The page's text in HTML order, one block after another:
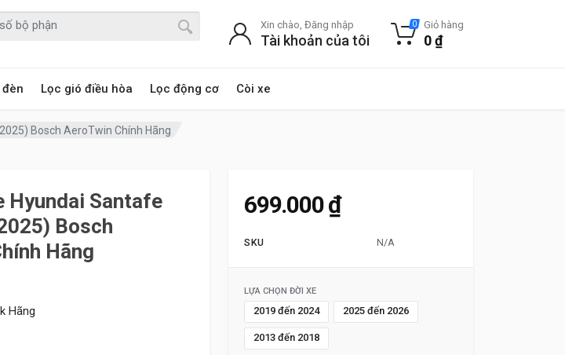
đèn Lọc gió điều hòa Lọc động cơ Còi xe
Xin chào, Đăng nhập
Tài khoản của tôi
0 Giỏ hàng
0₫
Bosch AeroTwin Chính Hãng
Hyundai Santafe
Bosch
Hãng
Hãng
699.000₫
SKU N/A
LỰA CHỌN ĐỜI XE
2019 đến 2024 2025 đến 2026
2013 đến 2018